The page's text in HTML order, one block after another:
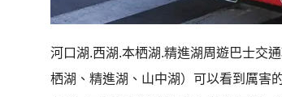
河口湖.西湖.本栖湖.精進湖周遊巴士交
栖湖、精進湖、山中湖）可以看到厲害